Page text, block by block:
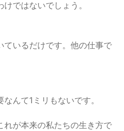
ではないでしょう。
ているだけです。他の仕事で
んて1ミリもないです。
れが本来の私たちの生き方で